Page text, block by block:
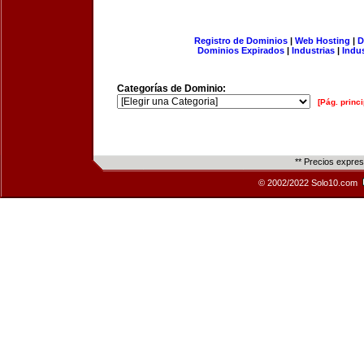
Registro de Dominios| Web Hosting |
Dominios Expirados | Industrias |
Categorías de Dominio:
[Pág.
** Precios
© 2002/2022 Solo10.com